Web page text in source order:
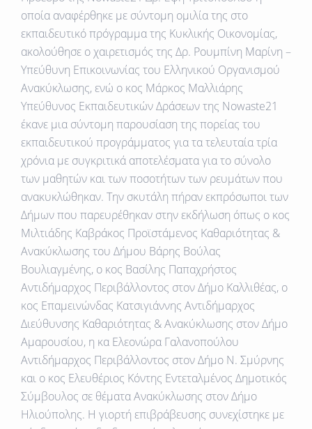
οποία αναφέρθηκε με σύντομη ομιλία της στο
εκπαιδευτικό πρόγραμμα της Κυκλικής Οικονομίας,
ακολούθησε ο χαιρετισμός της Δρ. Ρουμπίνη Μαρίνη –
Υπεύθυνη Επικοινωνίας του Ελληνικού Οργανισμού
Ανακύκλωσης, ενώ ο κος Μάρκος Μαλλιάρης
Υπεύθυνος Εκπαιδευτικών Δράσεων της Nowaste21
έκανε μια σύντομη παρουσίαση της πορείας του
εκπαιδευτικού προγράμματος για τα τελευταία τρία
χρόνια με συγκριτικά αποτελέσματα για το σύνολο
των μαθητών και των ποσοτήτων των ρευμάτων που
ανακυκλώθηκαν. Την σκυτάλη πήραν εκπρόσωποι των
Δήμων που παρευρέθηκαν στην εκδήλωση όπως ο κος
Μιλτιάδης Καβράκος Προϊστάμενος Καθαριότητας &
Ανακύκλωσης του Δήμου Βάρης Βούλας
Βουλιαγμένης, ο κος Βασίλης Παπαχρήστος
Αντιδήμαρχος Περιβάλλοντος στον Δήμο Καλλιθέας, ο
κος Επαμεινώνδας Κατσιγιάννης Αντιδήμαρχος
Διεύθυνσης Καθαριότητας & Ανακύκλωσης στον Δήμο
Αμαρουσίου, η κα Ελεονώρα Γαλανοπούλου
Αντιδήμαρχος Περιβάλλοντος στον Δήμο Ν. Σμύρνης
και ο κος Ελευθέριος Κόντης Εντεταλμένος Δημοτικός
Σύμβουλος σε θέματα Ανακύκλωσης στον Δήμο
Ηλιούπολης. Η γιορτή επιβράβευσης συνεχίστηκε με